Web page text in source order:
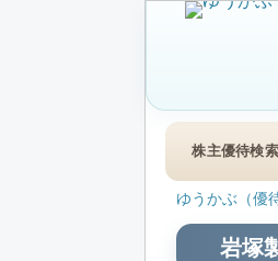
株主優待検索
ゆうかぶ（優
岩塚